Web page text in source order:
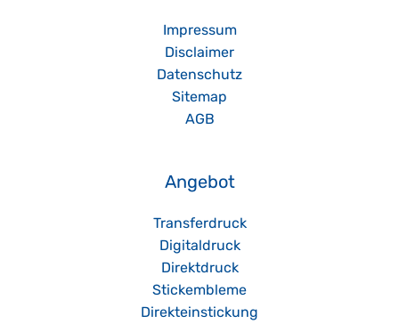
Impressum
Disclaimer
Datenschutz
Sitemap
AGB
Angebot
Transferdruck
Digitaldruck
Direktdruck
Stickembleme
Direkteinstickung